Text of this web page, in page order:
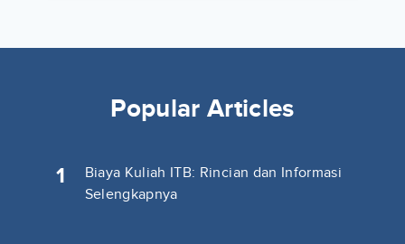
Popular Articles
1
Biaya Kuliah ITB: Rincian dan Informasi
Selengkapnya